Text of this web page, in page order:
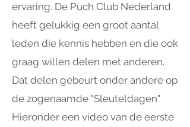
ervaring. De Puch Club Nederland
heeft gelukkig een groot aantal
leden die kennis hebben en die ook
graag willen delen met anderen.
Dat delen gebeurt onder andere op
de zogenaamde "Sleuteldagen".
Hieronder een video van de eerste